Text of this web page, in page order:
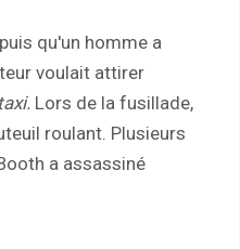
qu'un homme a
voulait attirer
Lors de la fusillade,
roulant. Plusieurs
a assassiné